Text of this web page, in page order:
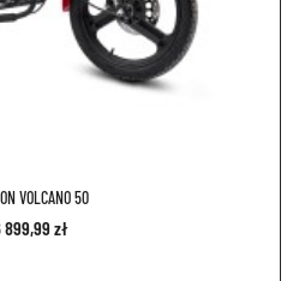
VOLCANO 50
899,99 zł